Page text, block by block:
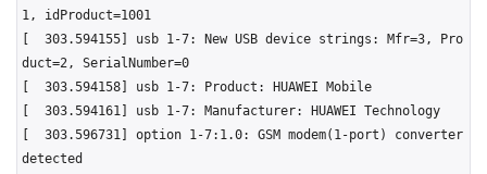
1, idProduct=1001
[  303.594155] usb 1-7: New USB device strings: Mfr=3, Pro
duct=2, SerialNumber=0
[  303.594158] usb 1-7: Product: HUAWEI Mobile
[  303.594161] usb 1-7: Manufacturer: HUAWEI Technology
[  303.596731] option 1-7:1.0: GSM modem(1-port) converter
detected